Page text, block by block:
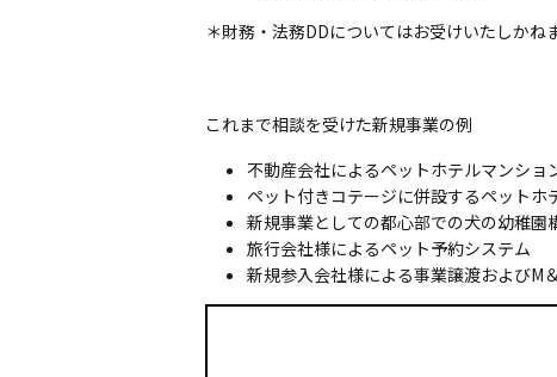
＊財務・法務DDについてはお受けいたしかね
これまで相談を受けた新規事業の例
不動産会社によるペットホテルマンショ
ペット付きコテージに併設するペットホ
新規事業としての都心部での犬の幼稚園
旅行会社様によるペット予約システム
新規参入会社様による事業譲渡およびM